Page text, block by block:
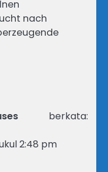
nach
berkata:
2:48 pm